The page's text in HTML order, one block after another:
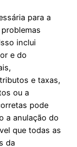
para a
inclui
e do
e taxas,
ou a
pode
a anulação do
que todas as
da